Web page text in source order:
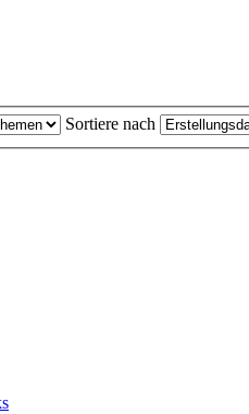
Sortiere nach